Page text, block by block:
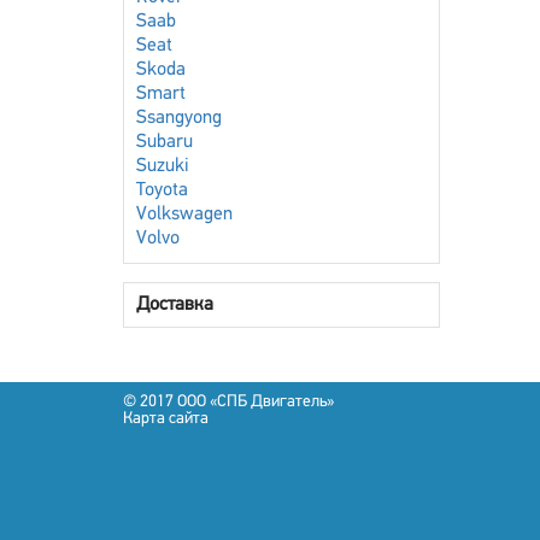
Saab
Seat
Skoda
Smart
Ssangyong
Subaru
Suzuki
Toyota
Volkswagen
Volvo
Доставка
© 2017 OOO «СПБ Двигатель»
Карта сайта